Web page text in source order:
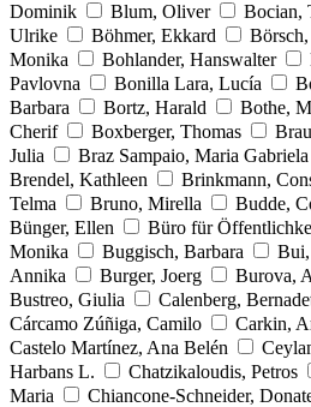
Dominik
Blum, Oliver Bocian,
Ulrike
Böhmer, Ekkard
Monika
Bohlander, Hanswalter
Pavlovna
Bonilla Lara, Lucía
Barbara
Bortz, Harald Bothe,
Cherif
Boxberger, Thomas
Julia
Braz Sampaio, Maria Gabriela
Brendel, Kathleen
Brinkmann,
Telma
Bruno, Mirella Budde,
Bünger, Ellen
Büro für
Monika
Buggisch, Barbara
Annika
Burger, Joerg Burova,
Bustreo, Giulia
Calenberg,
Cárcamo Zúñiga, Camilo
Carkin,
Castelo Martínez, Ana Belén
Harbans L.
Chatzikaloudis, Petros
Maria
Chiancone-Schneider,